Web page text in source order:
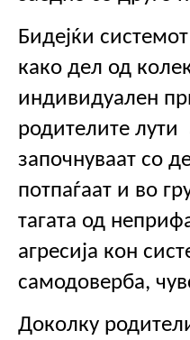
Бидејќи
како дел од
индивидуален
родителите лути
започнуваат со
потпаѓаат и во
тагата од
агресија кон
самодоверба,
Доколку